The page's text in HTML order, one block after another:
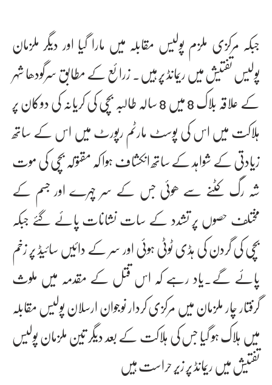
جبکہ مرکزی ملزم پولیس مقابلہ میں مارا گیا اور دیگر ملزمان
پولیس تفتیش میں ریمانڈ پر ہیں۔ زرائع کے مطابق سرگودھا شہر
کے علاقہ بلاک 8 میں 8 سالہ طالبہ بچی کی کریانہ کی دوکان پر
ہلاکت میں اس کی پوسٹ مارٹم رپورٹ میں اس کے ساتھ
زیادتی کے شواہد کے ساتھ انکشاف ہوا کہ مقتولہ بچی کی موت
شہ رگ کٹنے سے ھوئی جس کے سر چہرے اور جسم کے
مختلف حصوں پر تشدد کے سات نشانات پائے گئے جبکہ
بچی کی گردن کی ہڈی ٹوٹی ہوئی اور سر کے دائیں سائیڈ پر زخم
پائے گے۔یاد رہے کہ اس قتل کے مقدمہ میں ملوث
گرفتار چار ملزمان میں مرکزی کردار نوجوان ارسلان پولیس مقابلہ
میں ہلاک ہو گیا جس کی ہلاکت کے بعد دیگر تین ملزمان پولیس
تفتیش میں ریمانڈ پر زیر حراست ہیں